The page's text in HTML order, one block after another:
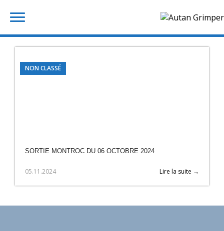
NON CLASSÉ
SORTIE MONTROC DU 06 OCTOBRE 2024
05.11.2024 Lire la suite →